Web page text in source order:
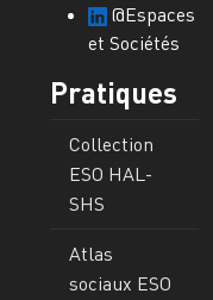
@Espaces
et Sociétés
Pratiques
Collection
ESO HAL-
SHS
Atlas
sociaux ESO